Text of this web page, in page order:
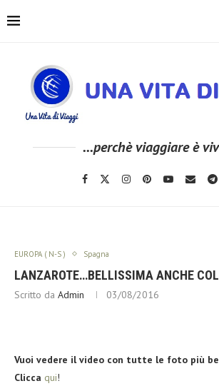
...perchè viaggiare è
EUROPA ( N-S ) Spagna
LANZAROTE…BELLISSIMA ANCHE
Scritto da Admin 03/08/2016
Vuoi vedere il video con tutte le foto più
Clicca qui!